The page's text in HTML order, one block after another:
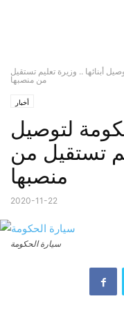
أبنائها .. وزيرة تعليم تستقيل
من منصبها
أخبار
لتوصيل
تستقيل من
منصبها
2020-11-22
سيارة الحكومة